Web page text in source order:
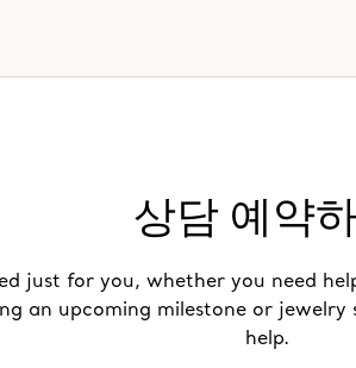
상담 예약
just for you, whether you need
an upcoming milestone or jewelry
help.